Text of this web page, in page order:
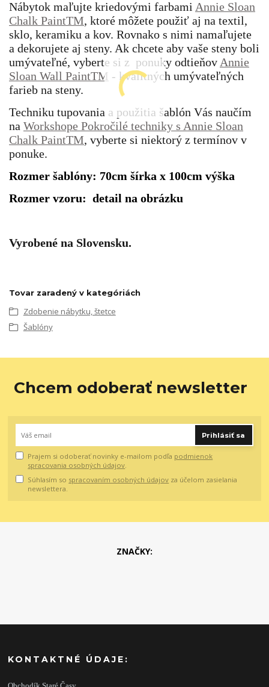
Nábytok maľujte kriedovými farbami Annie Sloan
Chalk PaintTM, ktoré môžete použiť aj na textil,
sklo, keramiku a kov. Rovnako s nimi namaľujete
a dekorujete aj steny. Ak chcete aby vaše steny boli
umývateľné, vyberte si z ponuky odtieňovAnnie
Sloan Wall PaintTM - kvalitných umývateľných
farieb na steny.
Techniku tupovania a použitia šablón Vás naučím
na Workshope Pokročilé techniky s Annie Sloan
Chalk PaintTM, vyberte si niektorý z termínov v
ponuke.
Rozmer šablóny: 70cm šírka x 100cm výška
Rozmer vzoru: detail na obrázku
Vyrobené na Slovensku.
Tovar zaradený v kategóriách
Zdobenie nábytku, štetce
Šablóny
Chcem odoberať newsletter
Prihlásiť sa
Prajem si odoberať novinky e-mailom podľa podmienok
spracovania osobných údajov
Súhlasím so spracovaním osobných údajov za účelom zasielania
newslettera.
ZNAČKY:
KONTAKTNÉ ÚDAJE: